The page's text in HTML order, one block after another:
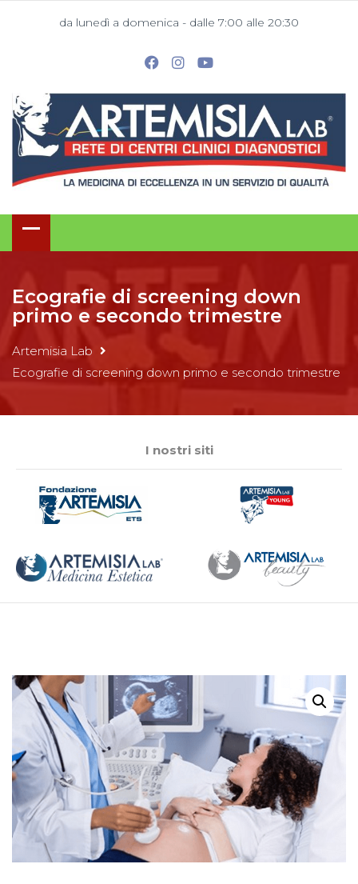
da lunedì a domenica - dalle 7:00 alle 20:30
Ecografie di screening down
primo e secondo trimestre
Artemisia Lab
Ecografie di screening down primo e secondo trimestre
I nostri siti